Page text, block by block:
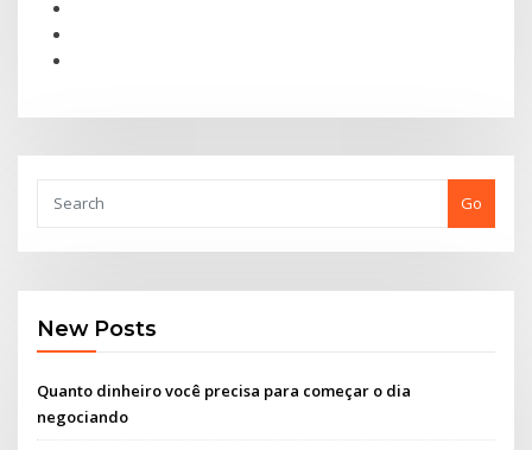
Go
New Posts
Quanto dinheiro você precisa para começar o dia
negociando